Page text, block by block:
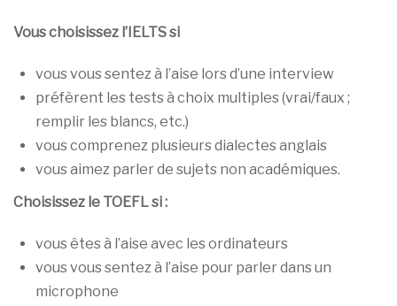
Vous choisissez l’IELTS si
vous vous sentez à l’aise lors d’une interview
préfèrent les tests à choix multiples (vrai/faux ;
remplir les blancs, etc.)
vous comprenez plusieurs dialectes anglais
vous aimez parler de sujets non académiques.
Choisissez le TOEFL si :
vous êtes à l’aise avec les ordinateurs
vous vous sentez à l’aise pour parler dans un
microphone